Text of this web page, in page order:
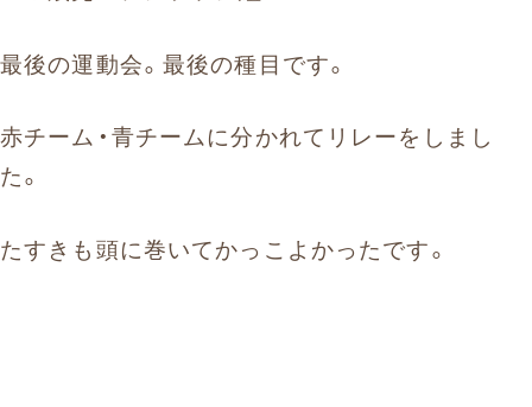
最後の運動会。最後の種目です。
赤チーム・青チームに分かれてリレーをしまし
た。
たすきも頭に巻いてかっこよかったです。